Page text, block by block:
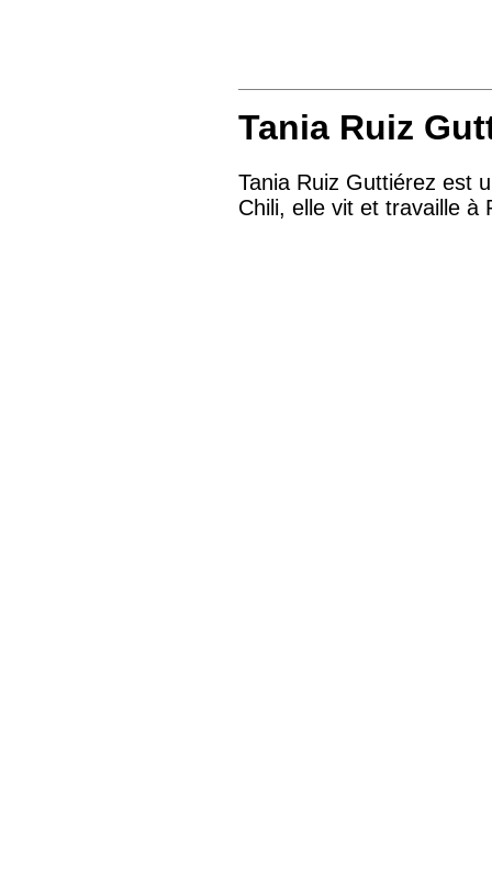
Tania Ruiz
Tania Ruiz Guttiérez est
Chili, elle vit et travaille à